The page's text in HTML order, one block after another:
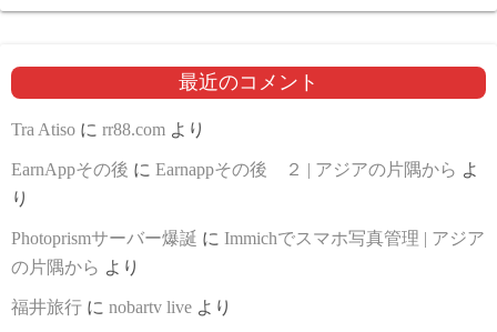
最近のコメント
Tra Atiso に rr88.com より
EarnAppその後 に Earnappその後 ２ | アジアの片隅から よ
り
Photoprismサーバー爆誕 に Immichでスマホ写真管理 | アジア
の片隅から より
福井旅行 に nobartv live より